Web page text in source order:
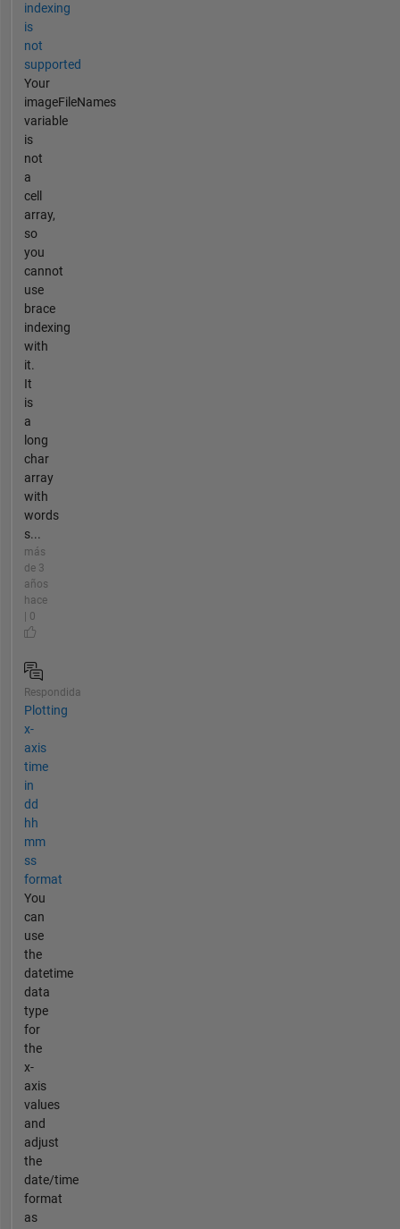
indexing
is
not
supported
Your
imageFileNames
variable
is
not
a
cell
array,
so
you
cannot
use
brace
indexing
with
it.
It
is
a
long
char
array
with
words
s...
más
de 3
años
hace
| 0
Respondida
Plotting
x-
axis
time
in
dd
hh
mm
ss
format
You
can
use
the
datetime
data
type
for
the
x-
axis
values
and
adjust
the
date/time
format
as